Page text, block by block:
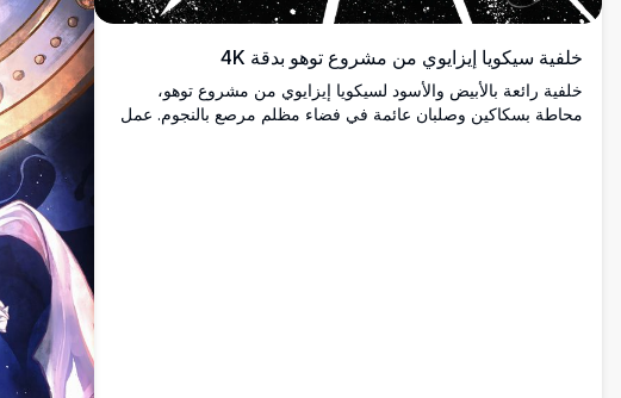
خلفية سيكويا إيزايوي من مشروع توهو بدقة 4K
خلفية رائعة بالأبيض والأسود لسيكويا إيزايوي من مشروع توهو،
محاطة بسكاكين وصلبان عائمة في فضاء مظلم مرصع بالنجوم. عمل